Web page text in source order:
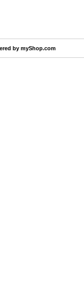
bymyShop.com